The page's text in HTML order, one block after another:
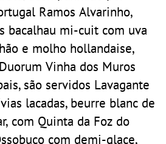
Ramos Alvarinho,
bacalhau mi-cuit com uva
e molho hollandaise,
Vinha dos Muros
são servidos Lavagante
lacadas, beurre blanc de
com Quinta da Foz do
com demi-glace,